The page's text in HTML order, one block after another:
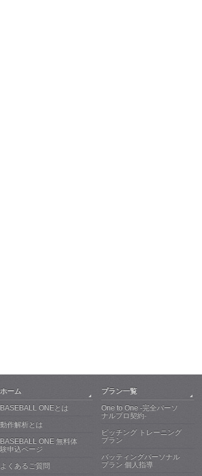
ホーム
BASEBALL ONEとは
動作解析とは
BASEBALL ONE 無料体
験申込ページ
よくあるご質問
プラン一覧
One to One -完全パーソ
ナルプロ契約-
ピッチング トレーニング
プラン
バッティングパーソナル
プラン 個人指導